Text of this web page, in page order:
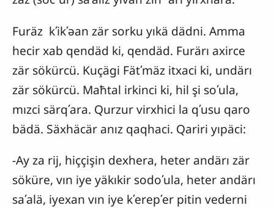
Furäz kʹikʹəan zär sorku yıkä dädni. Amma
hecir xab qendäd ki, qendäd. Furärı axirce
zär sökürcü. Kuçägi Fätʹmäz itxaci ki, undärı
zär sökürcü. Maħtal irkinci ki, hil şi soʹula,
mızci särqʹara. Qurzur virxhici la qʹusu qaro
bädä. Säxhäcär anız qaqhaci. Qariri yıpäci:
-Ay za rij, hiççişin dexhera, heter andärı zär
söküre, vın iye yäkıkir sodoʹula, heter andärı
saʹalä, iyexan vın iye kʹerepʹer pitin vederni